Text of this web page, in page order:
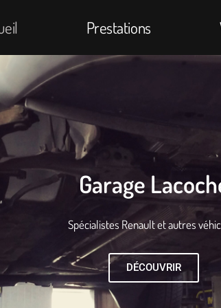
Prestations
Nos prestations